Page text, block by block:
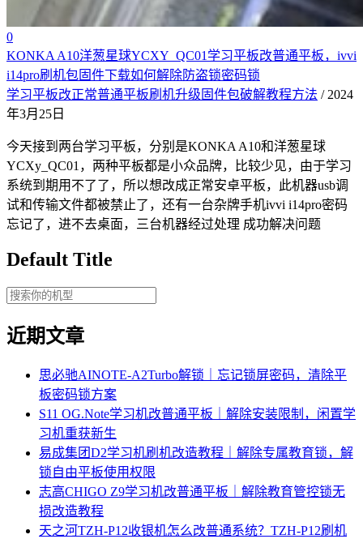
0
KONKA A10洋葱星球YCXY_QC01学习平板改普通平板，ivvi
i14pro刷机包固件下载如何解除防盗锁密码锁
学习平板改正常普通平板刷机升级固件包破解教程方法 / 2024
年3月25日
今天接到两台学习平板，分别是KONKA A10和洋葱星球
YCXy_QC01，两种平板都是小众品牌，比较少见，由于学习
系统到期用不了了，所以想改成正常安卓平板，此机器usb调
试和传输文件都被禁止了，还有一台杂牌手机ivvi i14pro密码
忘记了，进不去桌面，三台机器经过处理 成功解决问题
Default Title
近期文章
思必驰AINOTE‑A2Turbo解锁｜忘记锁屏密码，清除平
板密码锁方案
S11 OG.Note学习机改普通平板｜解除安装限制，闲置学
习机重获新生
易成集团D2学习机刷机改造教程｜解除专属教育锁，解
锁自由平板使用权限
志高CHIGO Z9学习机改普通平板｜解除教育管控锁无
损改造教程
天之河TZH-P12收银机怎么改普通系统？TZH-P12刷机